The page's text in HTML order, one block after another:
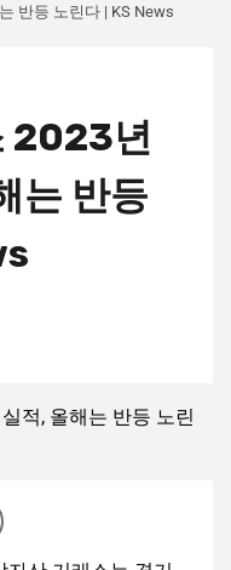
반등 노린다 | KS News
2023년
는 반등